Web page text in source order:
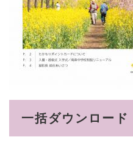
一括ダウンロード